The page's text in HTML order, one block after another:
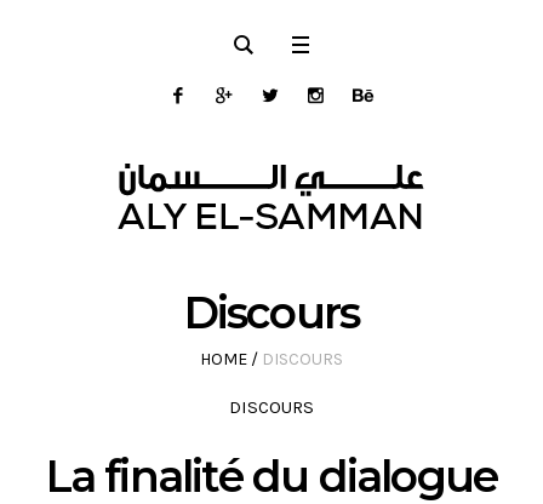
Discours
HOME / DISCOURS
DISCOURS
La finalité du dialogue